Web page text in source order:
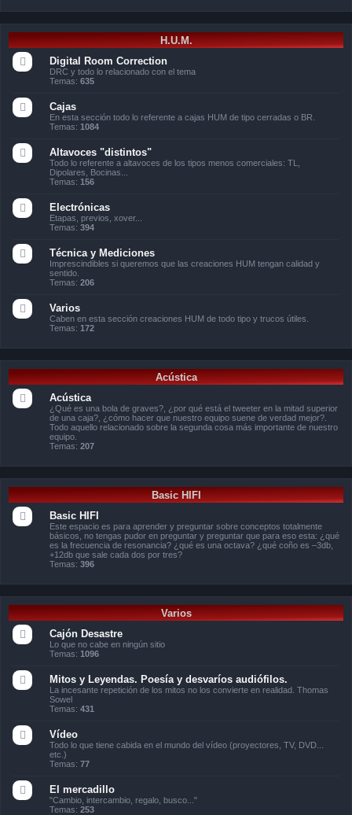
H.U.M.
Digital Room Correction
DRC y todo lo relacionado con el tema
Temas: 635
Cajas
En esta sección todo lo referente a cajas HUM de tipo cerradas o BR.
Temas: 1084
Altavoces "distintos"
Todo lo referente a altavoces de los tipos menos comerciales: TL,
Dipolares, Bocinas...
Temas: 156
Electrónicas
Etapas, previos, xover...
Temas: 394
Técnica y Mediciones
Imprescindibles si queremos que las creaciones HUM tengan calidad y
sentido.
Temas: 206
Varios
Caben en esta sección creaciones HUM de todo tipo y trucos útiles.
Temas: 172
Acústica
Acústica
¿Qué es una bola de graves?, ¿por qué está el tweeter en la mitad superior
de una caja?, ¿cómo hacer que nuestro equipo suene de verdad mejor?.
Todo aquello relacionado sobre la segunda cosa más importante de nuestro
equipo.
Temas: 207
Basic HIFI
Basic HIFI
Este espacio es para aprender y preguntar sobre conceptos totalmente
básicos, no tengas pudor en preguntar y preguntar que para eso esta: ¿qué
es la frecuencia de resonancia? ¿qué es una octava? ¿qué coño es –3db,
+12db que sale cada dos por tres?
Temas: 396
Varios
Cajón Desastre
Lo que no cabe en ningún sitio
Temas: 1096
Mitos y Leyendas. Poesía y desvaríos audiófilos.
La incesante repetición de los mitos no los convierte en realidad. Thomas
Sowel
Temas: 431
Vídeo
Todo lo que tiene cabida en el mundo del vídeo (proyectores, TV, DVD...
etc.)
Temas: 77
El mercadillo
"Cambio, intercambio, regalo, busco..."
Temas: 253